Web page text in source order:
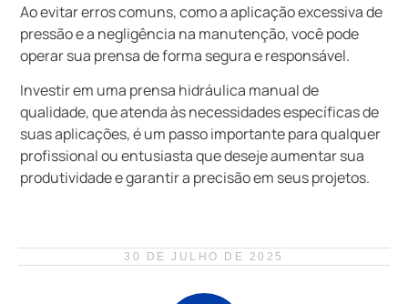
Ao evitar erros comuns, como a aplicação excessiva de
pressão e a negligência na manutenção, você pode
operar sua prensa de forma segura e responsável.
Investir em uma prensa hidráulica manual de
qualidade, que atenda às necessidades específicas de
suas aplicações, é um passo importante para qualquer
profissional ou entusiasta que deseje aumentar sua
produtividade e garantir a precisão em seus projetos.
30 DE JULHO DE 2025